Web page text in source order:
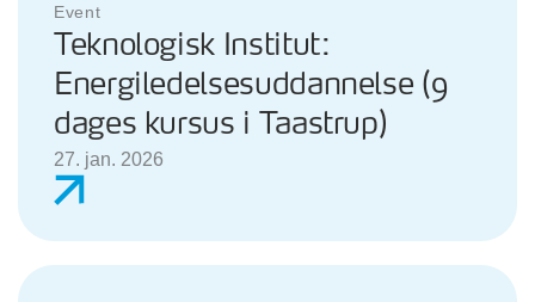
Event
Teknologisk Institut:
Energiledelsesuddannelse (9
dages kursus i Taastrup)
27. jan. 2026